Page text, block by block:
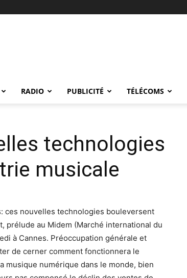
RADIO PUBLICITÉ TÉLÉCOMS
technologies
musicale
ces nouvelles technologies bouleversent
prélude au Midem (Marché international du
à Cannes. Préoccupation générale et
de cerner comment fonctionnera le
musique numérique dans le monde, bien